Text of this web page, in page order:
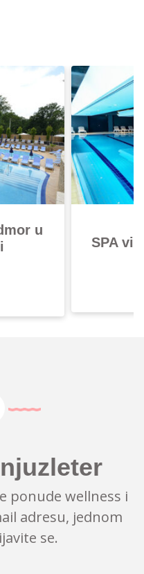
u
SPA
ponude wellness i
adresu, jednom
se.